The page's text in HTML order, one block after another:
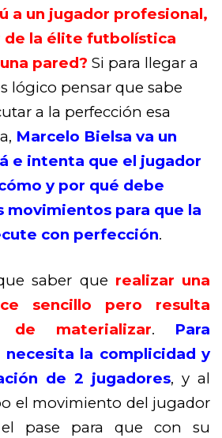
a un jugador profesional,
de la élite futbolística
pared? Si para llegar a
lógico pensar que sabe
a la perfección esa
Marcelo Bielsa va un
e intenta que el jugador
y por qué debe
movimientos para que la
con perfección.
saber que realizar una
sencillo pero resulta
de materializar. Para
necesita la complicidad y
de 2 jugadores, y al
el movimiento del jugador
pase para que con su